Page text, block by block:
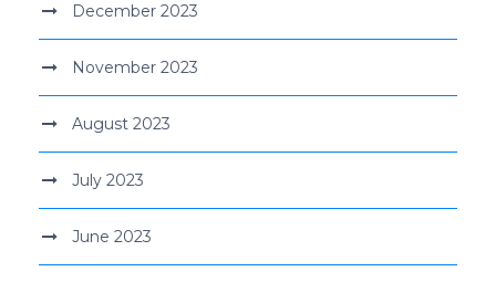
December 2023
November 2023
August 2023
July 2023
June 2023